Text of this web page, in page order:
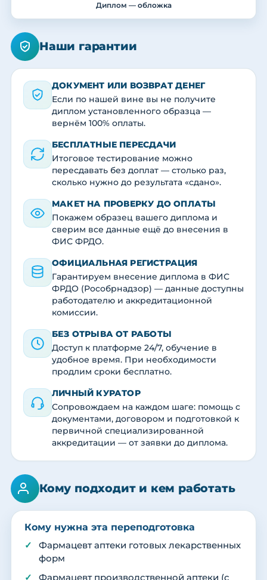
Диплом — обложка
Наши гарантии
ДОКУМЕНТ ИЛИ ВОЗВРАТ ДЕНЕГ
Если по нашей вине вы не получите
диплом установленного образца —
вернём 100% оплаты.
БЕСПЛАТНЫЕ ПЕРЕСДАЧИ
Итоговое тестирование можно
пересдавать без доплат — столько раз,
сколько нужно до результата «сдано».
МАКЕТ НА ПРОВЕРКУ ДО ОПЛАТЫ
Покажем образец вашего диплома и
сверим все данные ещё до внесения в
ФИС ФРДО.
ОФИЦИАЛЬНАЯ РЕГИСТРАЦИЯ
Гарантируем внесение диплома в ФИС
ФРДО (Рособрнадзор) — данные доступны
работодателю и аккредитационной
комиссии.
БЕЗ ОТРЫВА ОТ РАБОТЫ
Доступ к платформе 24/7, обучение в
удобное время. При необходимости
продлим сроки бесплатно.
ЛИЧНЫЙ КУРАТОР
Сопровождаем на каждом шаге: помощь с
документами, договором и подготовкой к
первичной специализированной
аккредитации — от заявки до диплома.
Кому подходит и кем работать
Кому нужна эта переподготовка
Фармацевт аптеки готовых лекарственных
форм
Фармацевт производственной аптеки (с